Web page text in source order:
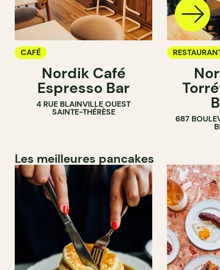
CAFÉ
Nordik Café
Espresso Bar
4 RUE BLAINVILLE OUEST
SAINTE-THÉRÈSE
687
Les meilleures pancakes